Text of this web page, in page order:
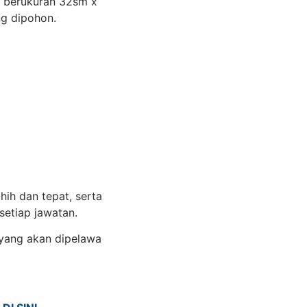
dipohon.
dan tepat, serta
jawatan.
akan dipelawa